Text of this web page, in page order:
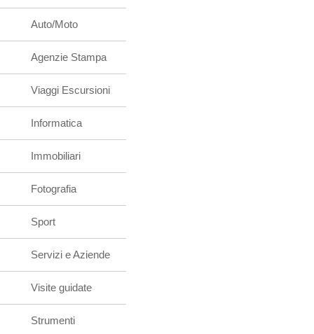
Auto/Moto
Agenzie Stampa
Viaggi Escursioni
Informatica
Immobiliari
Fotografia
Sport
Servizi e Aziende
Visite guidate
Strumenti